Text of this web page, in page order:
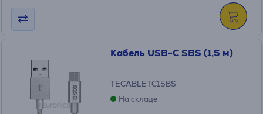
Кабель USB-C SBS (1,5 м)
TECABLETC15BS
На складе